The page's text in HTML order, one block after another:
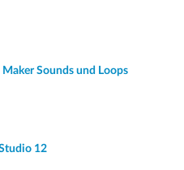
Sounds und Loops
12